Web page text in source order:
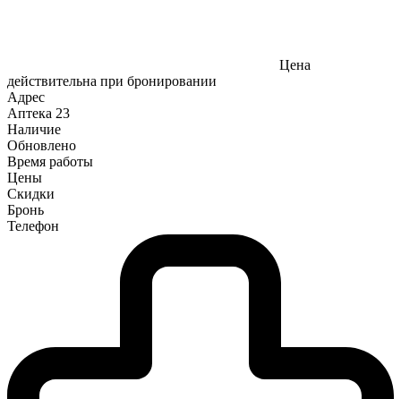
Цена
действительна при бронировании
Адрес
Аптека 23
Наличие
Обновлено
Время работы
Цены
Скидки
Бронь
Телефон